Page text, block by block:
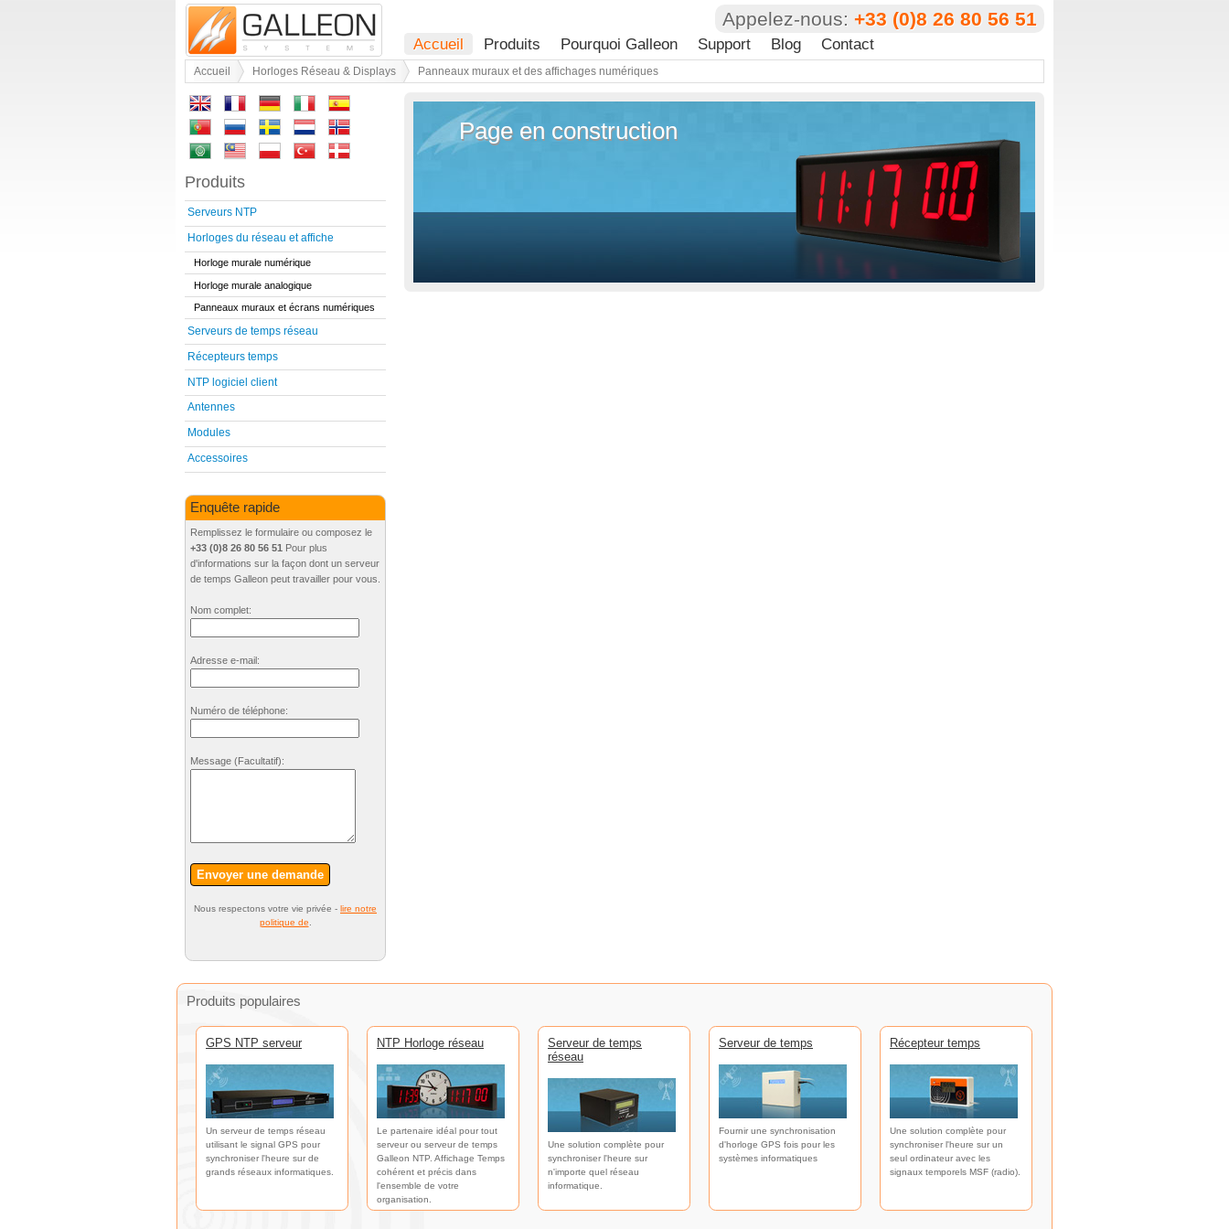
Appelez-nous: +33 (0)8 26 80 56 51
Accueil Produits Pourquoi Galleon Support Blog Contact
Accueil Horloges Réseau & Displays Panneaux muraux et des affichages numériques
Page en construction
Produits
Serveurs NTP
Horloges du réseau et affiche
Horloge murale numérique
Horloge murale analogique
Panneaux muraux et écrans numériques
Serveurs de temps réseau
Récepteurs temps
NTP logiciel client
Antennes
Modules
Accessoires
Enquête rapide
Remplissez le formulaire ou composez le
+33 (0)8 26 80 56 51 Pour plus
d'informations sur la façon dont un serveur
de temps Galleon peut travailler pour vous.
Nom complet:
Adresse e-mail:
Numéro de téléphone:
Message (Facultatif):
Envoyer une demande
Nous respectons votre vie privée - lire notre
politique de.
Produits populaires
GPS NTP serveur
Un serveur de temps réseau
utilisant le signal GPS pour
synchroniser l'heure sur de
grands réseaux informatiques.
NTP Horloge réseau
Le partenaire idéal pour tout
serveur ou serveur de temps
Galleon NTP. Affichage Temps
cohérent et précis dans
l'ensemble de votre
organisation.
Serveur de temps
réseau
Une solution complète pour
synchroniser l'heure sur
n'importe quel réseau
informatique.
Serveur de temps
Fournir une synchronisation
d'horloge GPS fois pour les
systèmes informatiques
Récepteur temps
Une solution complète pour
synchroniser l'heure sur un
seul ordinateur avec les
signaux temporels MSF (radio).